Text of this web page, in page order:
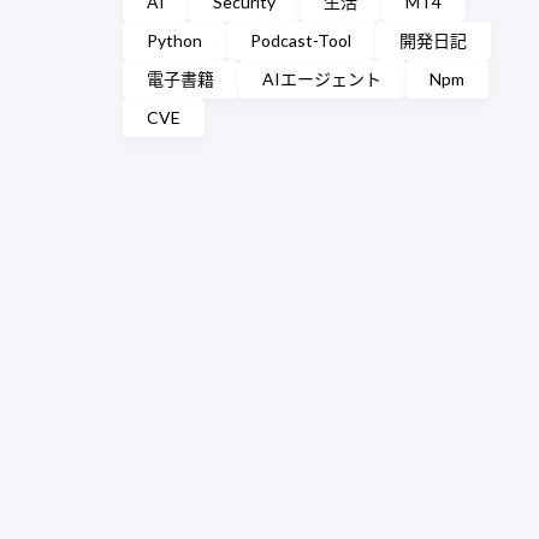
Python
Podcast-Tool
開発日記
電子書籍
AIエージェント
Npm
CVE